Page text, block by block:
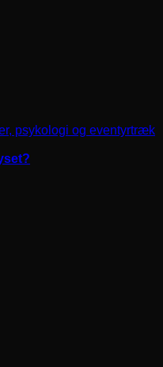
psykologi og eventyrtræk